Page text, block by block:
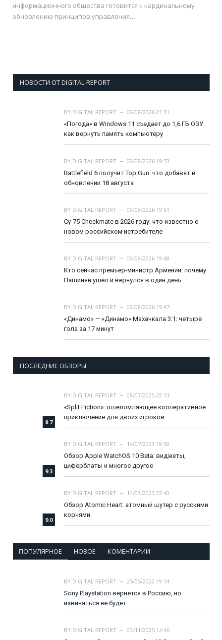
информационного общества готовится к кардинальному
обновлению принципов управления…
НОВОСТИ ОТ DIGITAL-REPORT
BY DIGITAL REPORT
09/08/2026 21:31
«Погода» в Windows 11 съедает до 1,6 ГБ ОЗУ:
как вернуть память компьютеру
BY DIGITAL REPORT
09/08/2026 19:53
Battlefield 6 получит Top Gun: что добавят в
обновлении 18 августа
BY DIGITAL REPORT
09/08/2026 19:51
Су-75 Checkmate в 2026 году: что известно о
новом российском истребителе
BY DIGITAL REPORT
09/08/2026 19:48
Кто сейчас премьер-министр Армении: почему
Пашинян ушёл и вернулся в один день
BY DIGITAL REPORT
09/08/2026 19:47
«Динамо» — «Динамо» Махачкала 3:1: четыре
гола за 17 минут
ПОСЛЕДНИЕ ОБЗОРЫ
8.7
BY DIGITAL REPORT
08/03/2025 22:13
«Split Fiction»: ошеломляющее кооперативное
приключение для двоих игроков
9.3
BY DIGITAL REPORT
14/07/2023 19:50
Обзор Apple WatchOS 10 Beta: виджеты,
циферблаты и многое другое
9.0
BY DIGITAL REPORT
14/03/2023 22:40
Обзор Atomic Heart: атомный шутер с русскими
корнями
ПОПУЛЯРНОЕ НОВОЕ КОМЕНТАРИИ
BY DIGITAL REPORT
25/05/2022 19:14
Sony Playstation вернется в Россию, но
извиняться не будет
BY DIGITAL REPORT
03/11/2025 12:46